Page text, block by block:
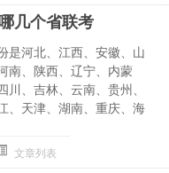
几个省联考
是河北、江西、安徽、山
南、陕西、辽宁、内蒙
川、吉林、云南、贵州、
、天津、湖南、重庆、海
文章列表